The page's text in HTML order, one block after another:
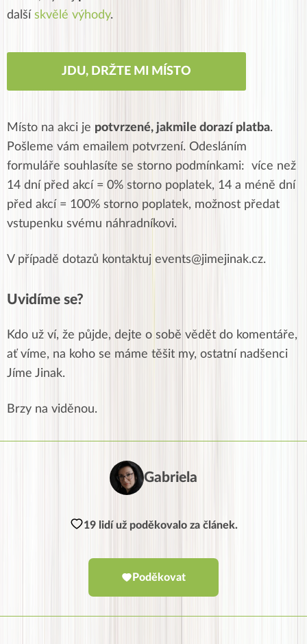
další skvělé výhody.
JDU, DRŽTE MI MÍSTO
Místo na akci je potvrzené, jakmile dorazí platba.
Pošleme vám emailem potvrzení. Odesláním
formuláře souhlasíte se storno podmínkami: více než
14 dní před akcí = 0% storno poplatek, 14 a méně dní
před akcí = 100% storno poplatek, možnost předat
vstupenku svému náhradníkovi.
V případě dotazů kontaktuj events@jimejinak.cz.
Uvidíme se?
Kdo už ví, že půjde, dejte o sobě vědět do komentáře,
ať víme, na koho se máme těšit my, ostatní nadšenci
Jíme Jinak.
Brzy na viděnou.
Gabriela
19 lidí už poděkovalo za článek.
Poděkovat